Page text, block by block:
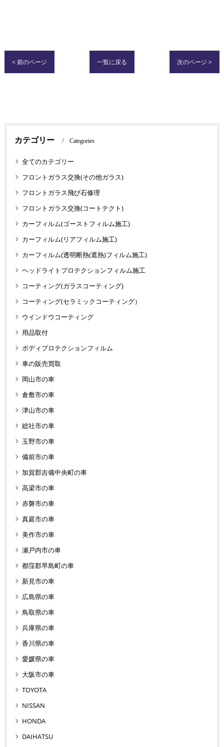
< 前のページ 一覧に戻る 次のページ >
カテゴリー Categories
全てのカテゴリー
フロントガラス交換(その他ガラス)
フロントガラス飛び石修理
フロントガラス交換(コートテクト)
カーフィルム(ゴーストフィルム施工)
カーフィルム(リアフィルム施工)
カーフィルム(透明断熱(遮熱)フィルム施工)
ヘッドライトプロテクションフィルム施工
コーティング(ガラスコーティング)
コーティング(セラミックコーティング）
ウインドウコーティング
用品取付
ボディプロテクションフィルム
車の販売買取
岡山市の車
倉敷市の車
津山市の車
総社市の車
玉野市の車
備前市の車
加賀郡吉備中央町の車
高梁市の車
赤磐市の車
真庭市の車
美作市の車
瀬戸内市の車
都窪郡早島町の車
新見市の車
広島県の車
鳥取県の車
兵庫県の車
香川県の車
愛媛県の車
大阪市の車
TOYOTA
NISSAN
HONDA
DAIHATSU